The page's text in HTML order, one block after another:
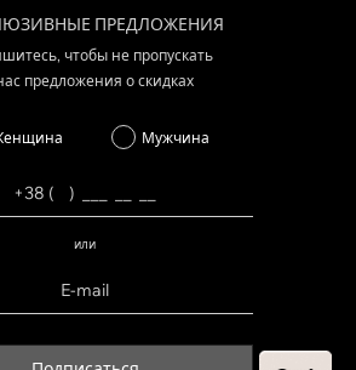
ПРЕДЛОЖЕНИЯ
чтобы не пропускать
предложения о скидках
Мужчина
или